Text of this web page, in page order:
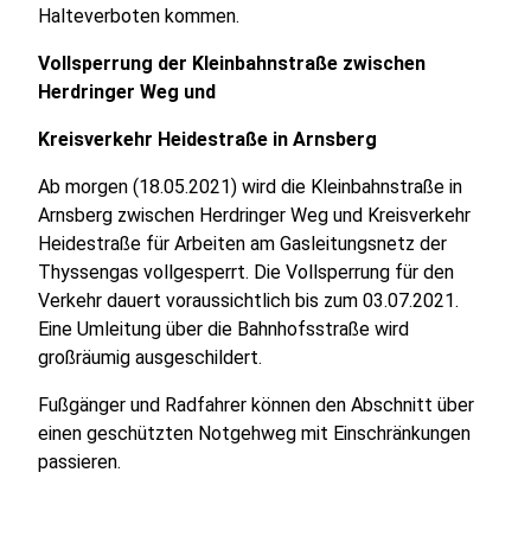
Halteverboten kommen.
Vollsperrung der Kleinbahnstraße zwischen
Herdringer Weg und
Kreisverkehr Heidestraße in Arnsberg
Ab morgen (18.05.2021) wird die Kleinbahnstraße in
Arnsberg zwischen Herdringer Weg und Kreisverkehr
Heidestraße für Arbeiten am Gasleitungsnetz der
Thyssengas vollgesperrt. Die Vollsperrung für den
Verkehr dauert voraussichtlich bis zum 03.07.2021.
Eine Umleitung über die Bahnhofsstraße wird
großräumig ausgeschildert.
Fußgänger und Radfahrer können den Abschnitt über
einen geschützten Notgehweg mit Einschränkungen
passieren.